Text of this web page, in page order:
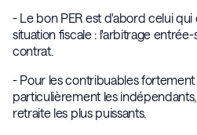
- Le bon PER est d'abord celui
situation fiscale : l'arbitrage
contrat.
- Pour les contribuables fortement
particulièrement les
retraite les plus puissants.